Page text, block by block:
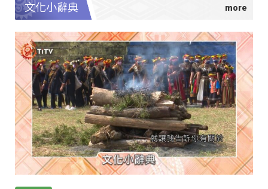
文化小辭典